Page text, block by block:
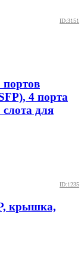
ID:3151
портов
4 порта
для
ID:1235
крышка,